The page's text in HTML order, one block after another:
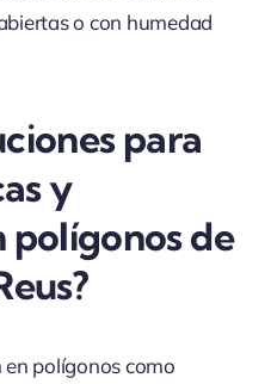
o con humedad
para
y
polígonos de
polígonos como